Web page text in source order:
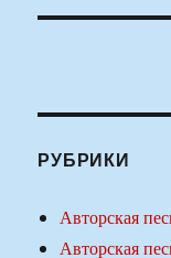
РУБРИКИ
Авторская
Авторская